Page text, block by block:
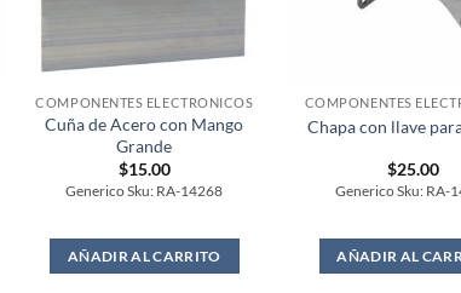
COMPONENTES ELECTRONICOS
Cuña de Acero con Mango
Grande
$15.00
Generico Sku: RA-14268
AÑADIR AL CARRITO
COMPONENTES
Chapa con llave
$25.00
Generico Sku: RA-
AÑADIR AL